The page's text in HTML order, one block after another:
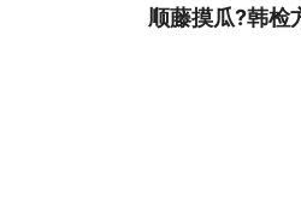
顺藤摸瓜?韩检